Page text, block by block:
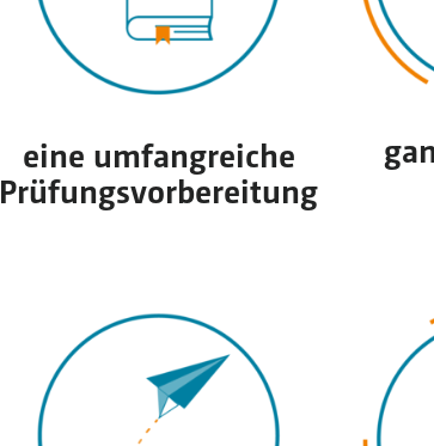
eine umfangreiche
Prüfungsvorbereitung